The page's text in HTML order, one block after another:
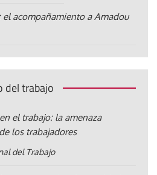
el acompañamiento a Amadou
del trabajo
el trabajo: la amenaza
los trabajadores
del Trabajo